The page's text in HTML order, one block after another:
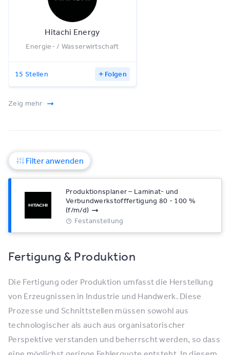
Hitachi Energy
Energie- / Wasserwirtschaft
15 Stellen Folgen
Zeig mehr
Filter anwenden
Produktionsplaner – Laminat- und
Verbundwerkstofffertigung 80 - 100 %
(f/m/d)
Festanstellung
Fertigung & Produktion
Die Fertigung oder Produktion umfasst die Herstellung
von Erzeugnissen in Industrie und Handwerk. Diese
Prozesse und Schnittstellen müssen sowohl aus
technologischer als auch aus organisatorischer
Perspektive verstanden und beherrscht werden, so dass